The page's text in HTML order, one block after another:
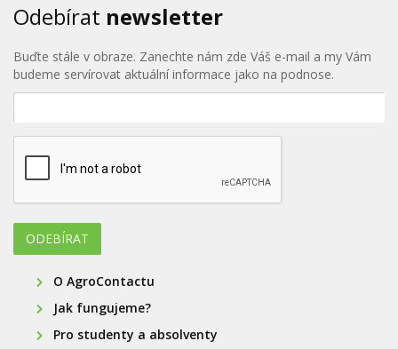
Odebírat newsletter
Buďte stále v obraze. Zanechte nám zde Váš e-mail a my Vám
budeme servírovat aktuální informace jako na podnose.
O AgroContactu
Jak fungujeme?
Pro studenty a absolventy